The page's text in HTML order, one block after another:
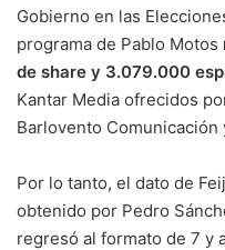
Gobierno en las
programa de Pablo Motos
de share y 3.079.000
Kantar Media ofrecidos
Barlovento Comunicación
Por lo tanto, el dato de
obtenido por Pedro
regresó al formato de 7 y